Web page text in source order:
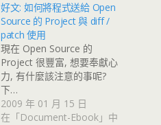
好文: 如何將程式送給 Open
Source 的 Project 與 diff /
patch 使用
現在 Open Source 的
Project 很豐富, 想要奉獻心
力, 有什麼該注意的事呢?
下…
2009 年 01 月 15 日
在「Document-Ebook」中